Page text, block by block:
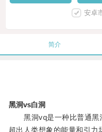
安卓
简介
黑洞vs白洞
黑洞vq是一种比普通黑
超出人类想象的能量和引力